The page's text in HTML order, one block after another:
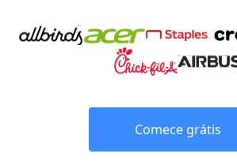
Comece grátis